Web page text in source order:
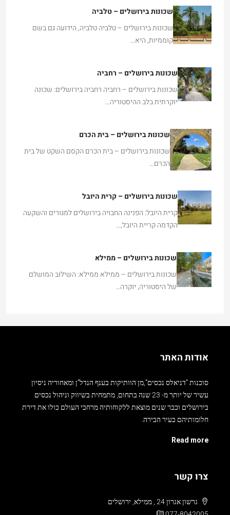
שכונות בירושלים – טלביה
שכונות בירושלים – טלביה טלביה, הידועה גם בשם
קוממיות, היא…
שכונות בירושלים – רחביה
שכונות בירושלים – רחביה רחביה בירושלים: שכונה
יוקרתית בלב ההיסטוריה…
שכונות בירושלים – בית הכרם
שכונות בירושלים – בית הכרם הקסם השקט של בית
הכרם…
שכונות בירושלים – קרית היובל
קרית היובל: הפנינה החבויה בירושלים למגורים והשקעה
הקדמה קריית היובל,…
שכונות בירושלים – ממילא
שכונות בירושלים – ממילא ממילא: השילוב המושלם
של היסטוריה, יוקרה…
אודות האתר
סוכנות “דניאלס נכסים”,מן הוותיקות בענף הנדל”ן ומאחוריה ניסיון
עשיר של יותר מ- 23 שנה בתחום, מתמחית בשיווק וניהול נכסים
בירושלים וכבר שנים מוצאת ללקוחותיה מרחבי העולם כולו את דירת
חלומותיהם בעיר הבירה.
Read more
צרו קשר
גרשון אגרון 24 , ממילא, ירושלים